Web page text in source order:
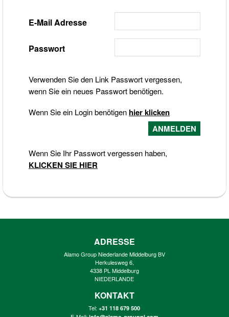
E-Mail Adresse
Passwort
Verwenden Sie den Link Passwort vergessen,
wenn Sie ein neues Passwort benötigen.
Wenn Sie ein Login benötigen hier klicken
Wenn Sie Ihr Passwort vergessen haben,
KLICKEN SIE HIER
ADRESSE
Alamo Group Niederlande Middelburg BV
Herkulesweg 6,
4338 PL Middelburg
NIEDERLANDE
KONTAKT
Tel:+31 118 679 500